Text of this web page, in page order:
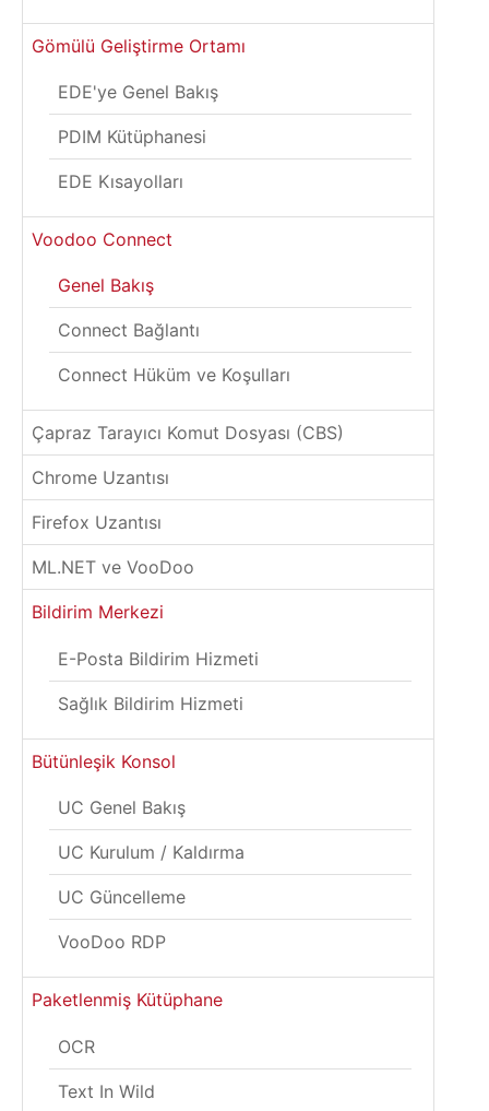
Gömülü Geliştirme Ortamı
EDE'ye Genel Bakış
PDIM Kütüphanesi
EDE Kısayolları
Voodoo Connect
Genel Bakış
Connect Bağlantı
Connect Hüküm ve Koşulları
Çapraz Tarayıcı Komut Dosyası (CBS)
Chrome Uzantısı
Firefox Uzantısı
ML.NET ve VooDoo
Bildirim Merkezi
E-Posta Bildirim Hizmeti
Sağlık Bildirim Hizmeti
Bütünleşik Konsol
UC Genel Bakış
UC Kurulum / Kaldırma
UC Güncelleme
VooDoo RDP
Paketlenmiş Kütüphane
OCR
Text In Wild